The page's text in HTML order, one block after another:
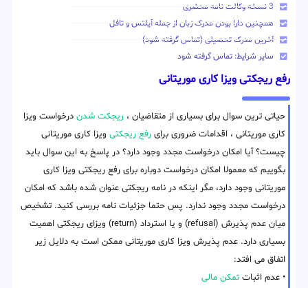
3 نسخه وکالت نامه محضری
همچنین دارا بودن مدرک زبان از جمله آیلتس و تافل
آخرین مدرک تحصیلی (تماس گرفته شود)
سایر شرایط: تماس گرفته شود
رفع ریجکتی ویزا کاری موریتانی
حیاتی ترین سوال برای بسیاری از متقاضیان ، ریجکت شدن درخواست ویزا
کاری موریتانی ، اقدامات ضروری برای رفع ریجکتی ویزا کاری موریتانی
چیست؟ آیا امکان درخواست مجدد وجود دارد؟ در پاسخ به این سوال باید
بگوییم که معمولا امکان درخواست دوباره برای رفع ریجکتی ویزا کاری
موریتانی وجود دارد، مگر اینکه در نامه ریجکتی عنوان شده باشد که امکان
درخواست مجدد وجود ندارد. پس حتما جزئیات نامه بررسی کنید. تشخیص
میان عدم پذیرش (refusal) و یا استرداد (return) ویزای ریجکتی اهمیت
بسیاری دارد. عدم پذیرش ویزا کاری موریتانی ممکن است به دلایل زیر
اتفاق می افتد:
• عدم اثبات تمکن مالی